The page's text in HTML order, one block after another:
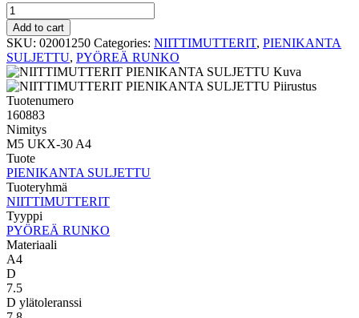
PYÖREÄ
RUNKO
PIENIKANTA
SULJETTU
M5
UKX-
30
A4
quantity
Add to cart
SKU: 02001250 Categories: NIITTIMUTTERIT, PIENIKANTA
SULJETTU, PYÖREÄ RUNKO
Tuotenumero
160883
Nimitys
M5 UKX-30 A4
Tuote
PIENIKANTA SULJETTU
Tuoteryhmä
NIITTIMUTTERIT
Tyyppi
PYÖREÄ RUNKO
Materiaali
A4
D
7.5
D ylätoleranssi